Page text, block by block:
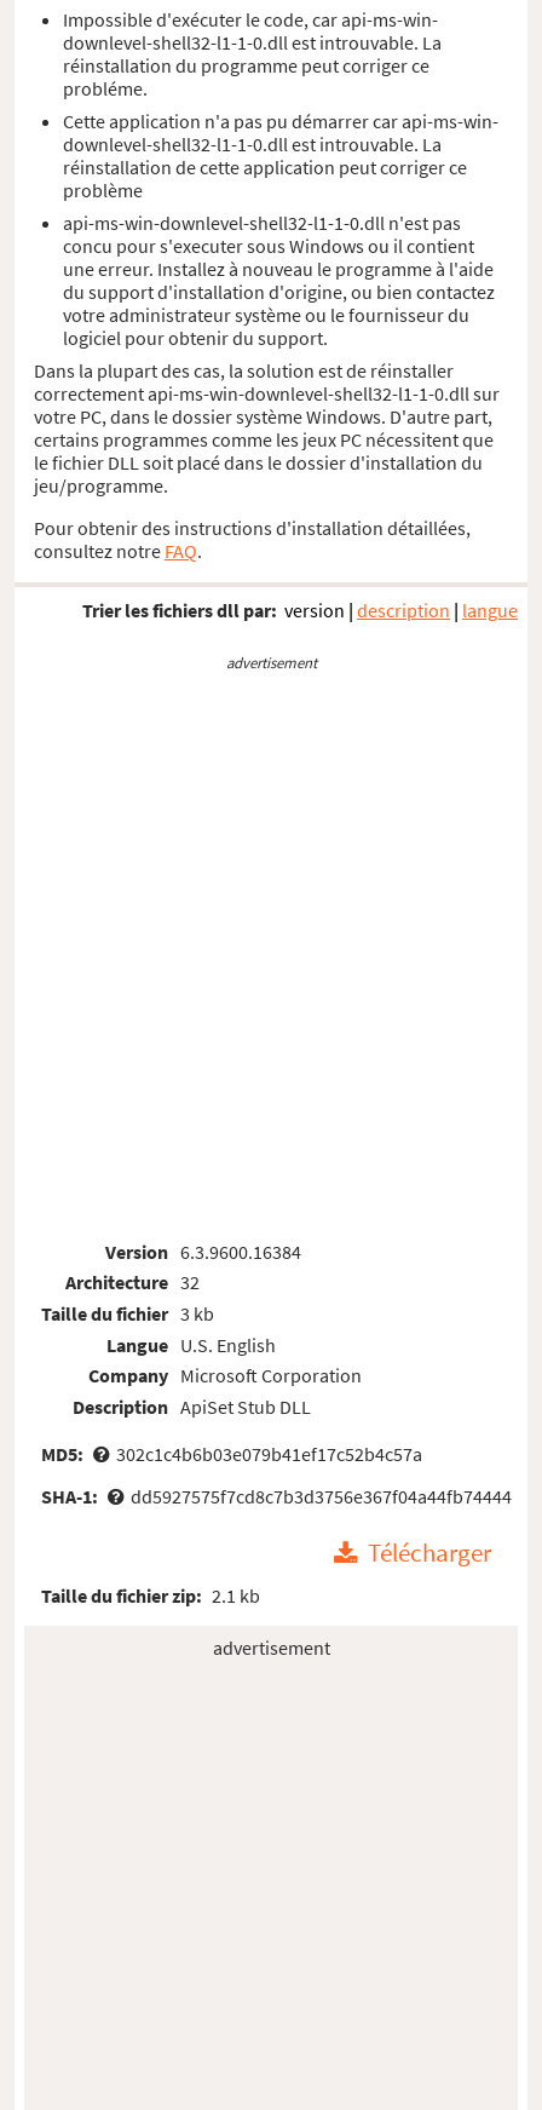
Impossible d'exécuter le code, car api-ms-win-
downlevel-shell32-l1-1-0.dll est introuvable. La
réinstallation du programme peut corriger ce
probléme.
Cette application n'a pas pu démarrer car api-ms-win-
downlevel-shell32-l1-1-0.dll est introuvable. La
réinstallation de cette application peut corriger ce
problème
api-ms-win-downlevel-shell32-l1-1-0.dll n'est pas
concu pour s'executer sous Windows ou il contient
une erreur. Installez à nouveau le programme à l'aide
du support d'installation d'origine, ou bien contactez
votre administrateur système ou le fournisseur du
logiciel pour obtenir du support.
Dans la plupart des cas, la solution est de réinstaller
correctement api-ms-win-downlevel-shell32-l1-1-0.dll sur
votre PC, dans le dossier système Windows. D'autre part,
certains programmes comme les jeux PC nécessitent que
le fichier DLL soit placé dans le dossier d'installation du
jeu/programme.
Pour obtenir des instructions d'installation détaillées,
consultez notre FAQ.
Trier les fichiers dll par: version | description | langue
advertisement
Version
Architecture
Taille du fichier
Langue
Company
Description
6.3.9600.16384
32
3 kb
U.S. English
Microsoft Corporation
ApiSet Stub DLL
MD5:
302c1c4b6b03e079b41ef17c52b4c57a
SHA-1:
dd5927575f7cd8c7b3d3756e367f04a44fb74444
Télécharger
Taille du fichier zip: 2.1 kb
advertisement